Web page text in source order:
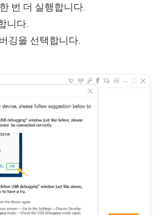
번 더 실행합니다.
니다.
깅을 선택합니다.